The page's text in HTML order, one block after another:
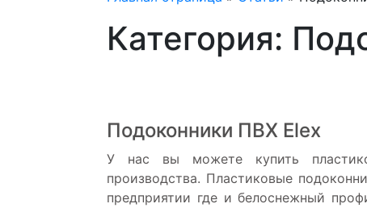
Категория:
Подоконники ПВХ Elex
У нас вы можете купить
производства. Пластиковые
предприятии где и белоснежный